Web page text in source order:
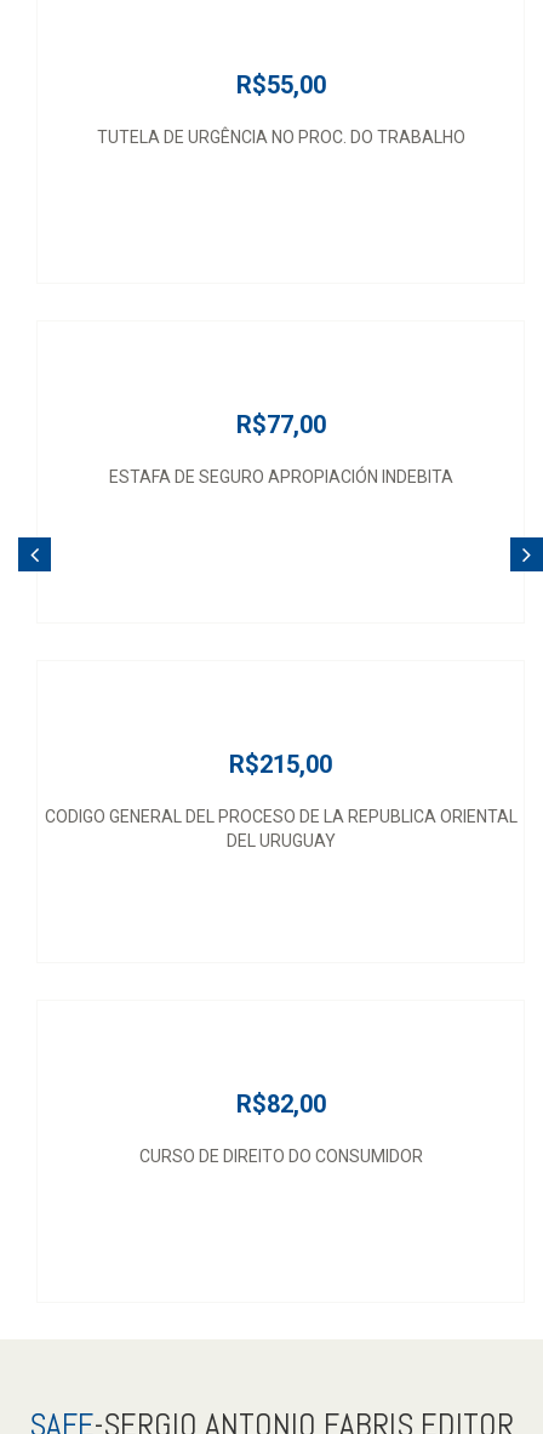
R$55,00
TUTELA DE URGÊNCIA NO PROC. DO TRABALHO
R$77,00
ESTAFA DE SEGURO APROPIACIÓN INDEBITA
R$215,00
CODIGO GENERAL DEL PROCESO DE LA REPUBLICA ORIENTAL
DEL URUGUAY
R$82,00
CURSO DE DIREITO DO CONSUMIDOR
SAFE-SERGIO ANTONIO FABRIS EDITOR